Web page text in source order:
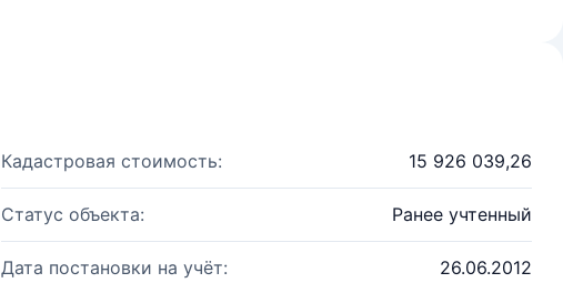
Кадастровая стоимость: 15 926 039,26
Статус объекта: Ранее учтенный
Дата постановки на учёт: 26.06.2012